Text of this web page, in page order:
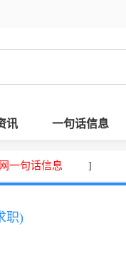
讯 一句话信息
一句话信息 ]
职)